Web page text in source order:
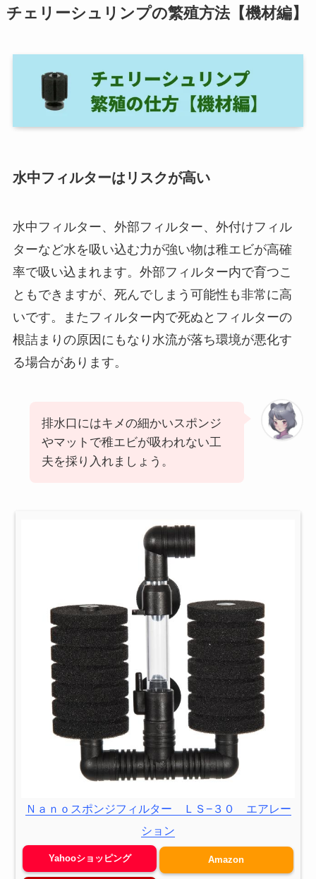
チェリーシュリンプの繁殖方法【機材編】
水中フィルターはリスクが高い
水中フィルター、外部フィルター、外付けフィル
ターなど水を吸い込む力が強い物は稚エビが高確
率で吸い込まれます。外部フィルター内で育つこ
ともできますが、死んでしまう可能性も非常に高
いです。またフィルター内で死ぬとフィルターの
根詰まりの原因にもなり水流が落ち環境が悪化す
る場合があります。
排水口にはキメの細かいスポンジ
やマットで稚エビが吸われない工
夫を採り入れましょう。
Ｎａｎｏスポンジフィルター ＬＳ−３０ エアレー
ション
Yahooショッピング Amazon